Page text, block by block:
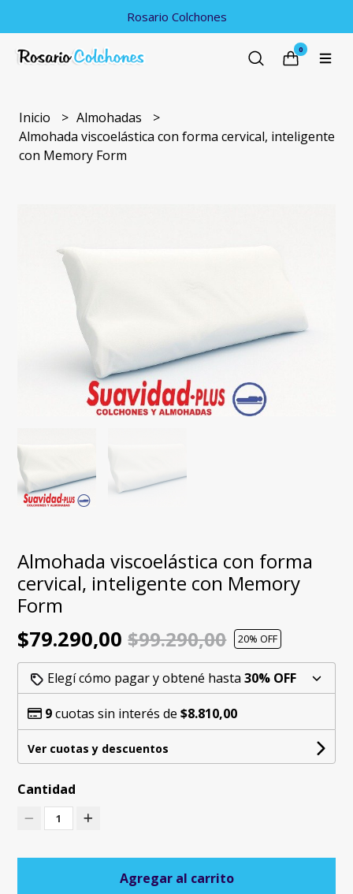
Rosario Colchones
0
Inicio
Almohadas
Almohada viscoelástica con forma cervical, inteligente
con Memory Form
Almohada viscoelástica con forma
cervical, inteligente con Memory
Form
$79.290,00$99.290,00 20% OFF
Elegí cómo pagar y obtené hasta30% OFF
9cuotas sin interés de$8.810,00
Ver cuotas y descuentos
Cantidad
1
Agregar al carrito